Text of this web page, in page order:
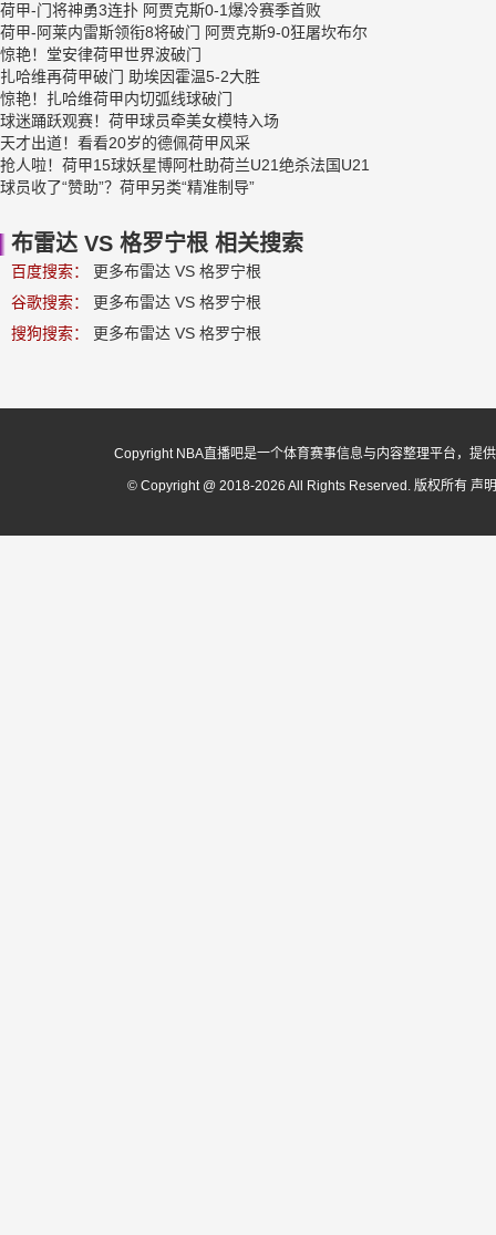
荷甲-门将神勇3连扑 阿贾克斯0-1爆冷赛季首败
荷甲-阿莱内雷斯领衔8将破门 阿贾克斯9-0狂屠坎布尔
惊艳！堂安律荷甲世界波破门
扎哈维再荷甲破门 助埃因霍温5-2大胜
惊艳！扎哈维荷甲内切弧线球破门
球迷踊跃观赛！荷甲球员牵美女模特入场
天才出道！看看20岁的德佩荷甲风采
抢人啦！荷甲15球妖星博阿杜助荷兰U21绝杀法国U21
球员收了“赞助”？荷甲另类“精准制导”
布雷达 VS 格罗宁根 相关搜索
百度搜索：
更多布雷达 VS 格罗宁根
谷歌搜索：
更多布雷达 VS 格罗宁根
搜狗搜索：
更多布雷达 VS 格罗宁根
Copyright NBA直播吧是一个体育赛事信息与内容整理平台，提
© Copyright @ 2018-2026 All Rights Reserved. 版权所有 声